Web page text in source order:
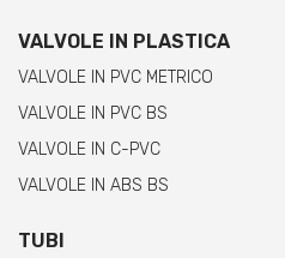
VALVOLE IN PLASTICA
VALVOLE IN PVC METRICO
VALVOLE IN PVC BS
VALVOLE IN C-PVC
VALVOLE IN ABS BS
TUBI